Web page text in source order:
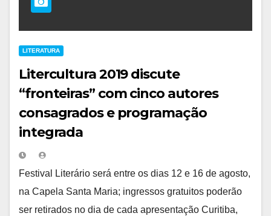
LITERATURA
Litercultura 2019 discute
“fronteiras” com cinco autores
consagrados e programação
integrada
Festival Literário será entre os dias 12 e 16 de agosto,
na Capela Santa Maria; ingressos gratuitos poderão
ser retirados no dia de cada apresentação Curitiba,